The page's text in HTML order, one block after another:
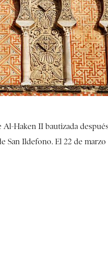
Haken II bautizada
San Ildefono. El 22 de marzo